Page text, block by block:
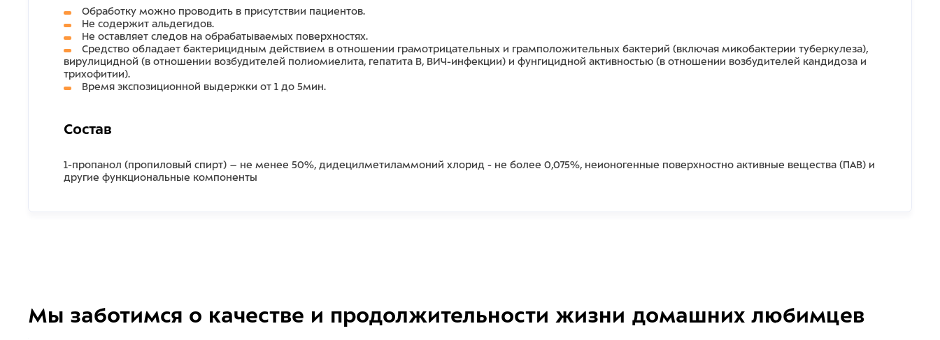
Обработку можно проводить в присутствии пациентов.
Не содержит альдегидов.
Не оставляет следов на обрабатываемых поверхностях.
Средство обладает бактерицидным действием в отношении грамотрицательных и грамположительных бактерий (включая микобактерии туберкулеза),
вирулицидной (в отношении возбудителей полиомиелита, гепатита В, ВИЧ-инфекции) и фунгицидной активностью (в отношении возбудителей кандидоза и
трихофитии).
Время экспозиционной выдержки от 1 до 5мин.
Состав
1-пропанол (пропиловый спирт) – не менее 50%, дидецилметиламмоний хлорид - не более 0,075%, неионогенные поверхностно активные вещества (ПАВ) и
другие функциональные компоненты
Мы заботимся о качестве и продолжительности жизни домашних любимцев